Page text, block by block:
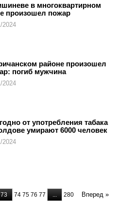
в многоквартирном
произошел пожар
2024
районе произошел
погиб мужчина
2024
от употребления табака
умирают 6000 человек
2024
73 74 75 76 77 280 Вперед »